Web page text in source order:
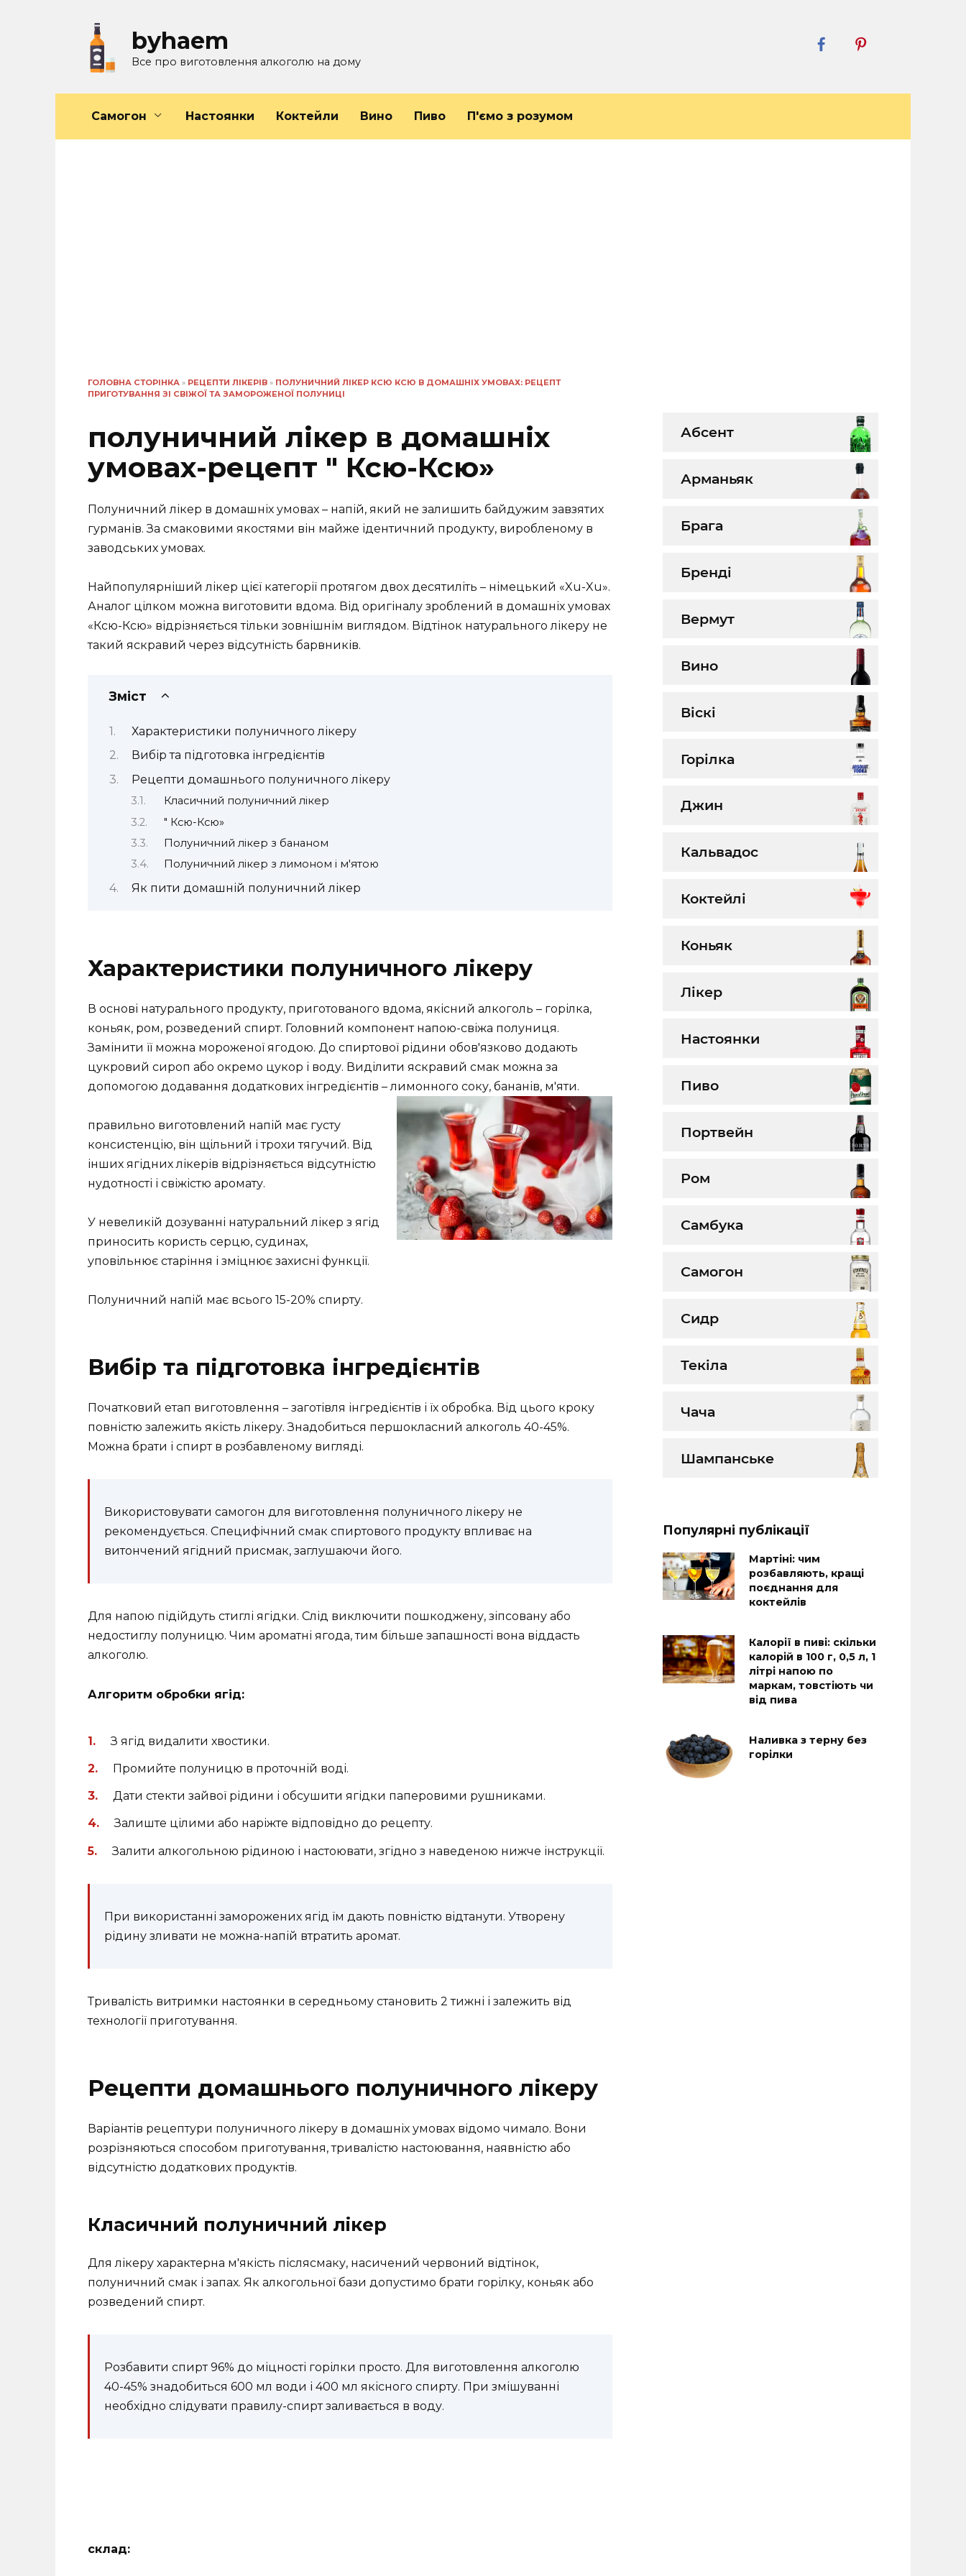
byhaem
Все про виготовлення алкоголю на дому
Самогон Настоянки Коктейли Вино Пиво П'ємо з розумом
ГОЛОВНА СТОРІНКА » РЕЦЕПТИ ЛІКЕРІВ » ПОЛУНИЧНИЙ ЛІКЕР КСЮ КСЮ В ДОМАШНІХ УМОВАХ: РЕЦЕПТ
ПРИГОТУВАННЯ ЗІ СВІЖОЇ ТА ЗАМОРОЖЕНОЇ ПОЛУНИЦІ
полуничний лікер в домашніх
умовах-рецепт " Ксю-Ксю»
Полуничний лікер в домашніх умовах – напій, який не залишить байдужим завзятих
гурманів. За смаковими якостями він майже ідентичний продукту, виробленому в
заводських умовах.
Найпопулярніший лікер цієї категорії протягом двох десятиліть – німецький «Xu-Xu».
Аналог цілком можна виготовити вдома. Від оригіналу зроблений в домашніх умовах
«Ксю-Ксю» відрізняється тільки зовнішнім виглядом. Відтінок натурального лікеру не
такий яскравий через відсутність барвників.
Зміст
Характеристики полуничного лікеру
Вибір та підготовка інгредієнтів
Рецепти домашнього полуничного лікеру
Класичний полуничний лікер
" Ксю-Ксю»
Полуничний лікер з бананом
Полуничний лікер з лимоном і м'ятою
Як пити домашній полуничний лікер
Характеристики полуничного лікеру
В основі натурального продукту, приготованого вдома, якісний алкоголь – горілка,
коньяк, ром, розведений спирт. Головний компонент напою-свіжа полуниця.
Замінити її можна мороженої ягодою. До спиртової рідини обов'язково додають
цукровий сироп або окремо цукор і воду. Виділити яскравий смак можна за
допомогою додавання додаткових інгредієнтів – лимонного соку, бананів, м'яти.
правильно виготовлений напій має густу
консистенцію, він щільний і трохи тягучий. Від
інших ягідних лікерів відрізняється відсутністю
нудотності і свіжістю аромату.
У невеликій дозуванні натуральний лікер з ягід
приносить користь серцю, судинах,
уповільнює старіння і зміцнює захисні функції.
Полуничний напій має всього 15-20% спирту.
Вибір та підготовка інгредієнтів
Початковий етап виготовлення – заготівля інгредієнтів і їх обробка. Від цього кроку
повністю залежить якість лікеру. Знадобиться першокласний алкоголь 40-45%.
Можна брати і спирт в розбавленому вигляді.
Використовувати самогон для виготовлення полуничного лікеру не
рекомендується. Специфічний смак спиртового продукту впливає на
витончений ягідний присмак, заглушаючи його.
Для напою підійдуть стиглі ягідки. Слід виключити пошкоджену, зіпсовану або
недостиглу полуницю. Чим ароматні ягода, тим більше запашності вона віддасть
алкоголю.
Алгоритм обробки ягід:
З ягід видалити хвостики.
Промийте полуницю в проточній воді.
Дати стекти зайвої рідини і обсушити ягідки паперовими рушниками.
Залиште цілими або наріжте відповідно до рецепту.
Залити алкогольною рідиною і настоювати, згідно з наведеною нижче інструкції.
При використанні заморожених ягід їм дають повністю відтанути. Утворену
рідину зливати не можна-напій втратить аромат.
Тривалість витримки настоянки в середньому становить 2 тижні і залежить від
технології приготування.
Рецепти домашнього полуничного лікеру
Варіантів рецептури полуничного лікеру в домашніх умовах відомо чимало. Вони
розрізняються способом приготування, тривалістю настоювання, наявністю або
відсутністю додаткових продуктів.
Класичний полуничний лікер
Для лікеру характерна м'якість післясмаку, насичений червоний відтінок,
полуничний смак і запах. Як алкогольної бази допустимо брати горілку, коньяк або
розведений спирт.
Розбавити спирт 96% до міцності горілки просто. Для виготовлення алкоголю
40-45% знадобиться 600 мл води і 400 мл якісного спирту. При змішуванні
необхідно слідувати правилу-спирт заливається в воду.
склад:
Абсент
Арманьяк
Брага
Бренді
Вермут
Вино
Віскі
Горілка
Джин
Кальвадос
Коктейлі
Коньяк
Лікер
Настоянки
Пиво
Портвейн
Ром
Самбука
Самогон
Сидр
Текіла
Чача
Шампанське
Популярні публікації
Мартіні: чим
розбавляють, кращі
поєднання для
коктейлів
Калорії в пиві: скільки
калорій в 100 г, 0,5 л, 1
літрі напою по
маркам, товстіють чи
від пива
Наливка з терну без
горілки